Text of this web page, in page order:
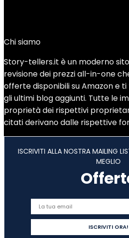
Chi siamo
Story-tellers.it è un moderno
revisione dei prezzi all-in-one
offerte disponibili su Amazon e
gli ultimi blog aggiunti. Tutte le
proprietà dei rispettivi
citati derivano dalle rispettive
ISCRIVITI ALLA NOSTRA MAILING
MEGLIO